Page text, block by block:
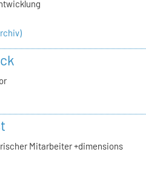
Mitarbeiter +dimensions